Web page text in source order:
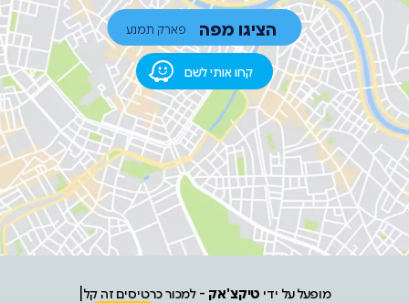
קחו אותי לשם
הציגו מפה פארק תמנע
מופעל על ידי טיקצ'אק - למכור כרטיסים זה קל